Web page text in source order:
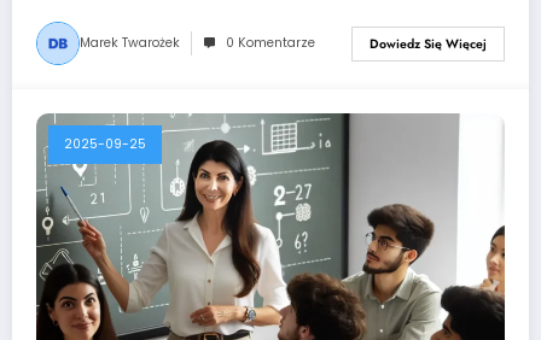
Marek Twarożek 0 Komentarze Dowiedz Się Więcej
2025-09-25